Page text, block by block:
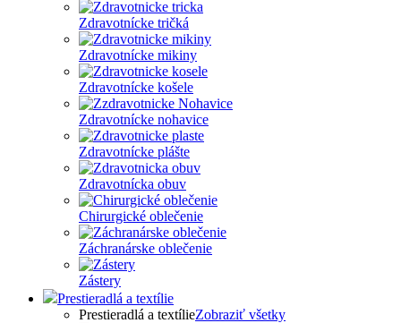
Zdravotnícke tričká
Zdravotnícke mikiny
Zdravotnícke košele
Zdravotnícke nohavice
Zdravotnícke plášte
Zdravotnícka obuv
Chirurgické oblečenie
Záchranárske oblečenie
Zástery
Prestieradlá a textílie
Prestieradlá a textílieZobraziť všetky